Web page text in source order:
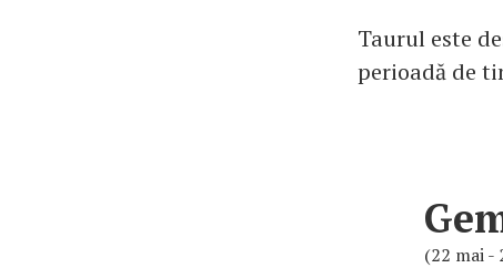
Taurul este
perioadă de
(22 mai -